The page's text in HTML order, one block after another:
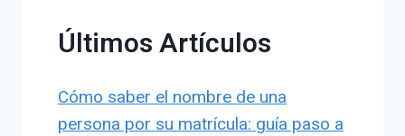
Últimos Artículos
Cómo saber el nombre de una
persona por su matrícula: guía paso a